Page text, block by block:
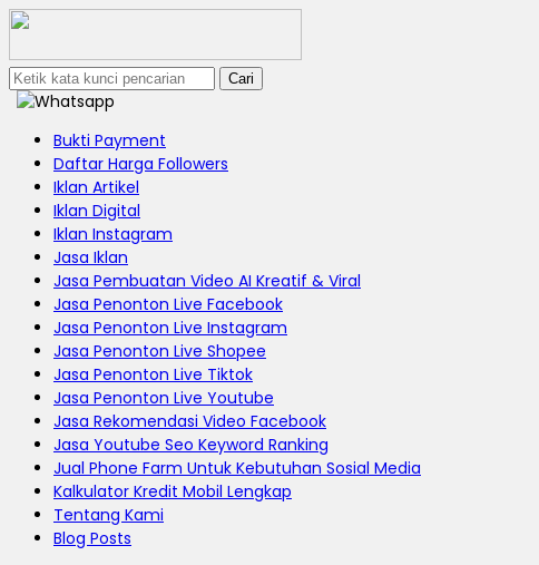
Cari
Bukti Payment
Daftar Harga Followers
Iklan Artikel
Iklan Digital
Iklan Instagram
Jasa Iklan
Jasa Pembuatan Video AI Kreatif & Viral
Jasa Penonton Live Facebook
Jasa Penonton Live Instagram
Jasa Penonton Live Shopee
Jasa Penonton Live Tiktok
Jasa Penonton Live Youtube
Jasa Rekomendasi Video Facebook
Jasa Youtube Seo Keyword Ranking
Jual Phone Farm Untuk Kebutuhan Sosial Media
Kalkulator Kredit Mobil Lengkap
Tentang Kami
Blog Posts